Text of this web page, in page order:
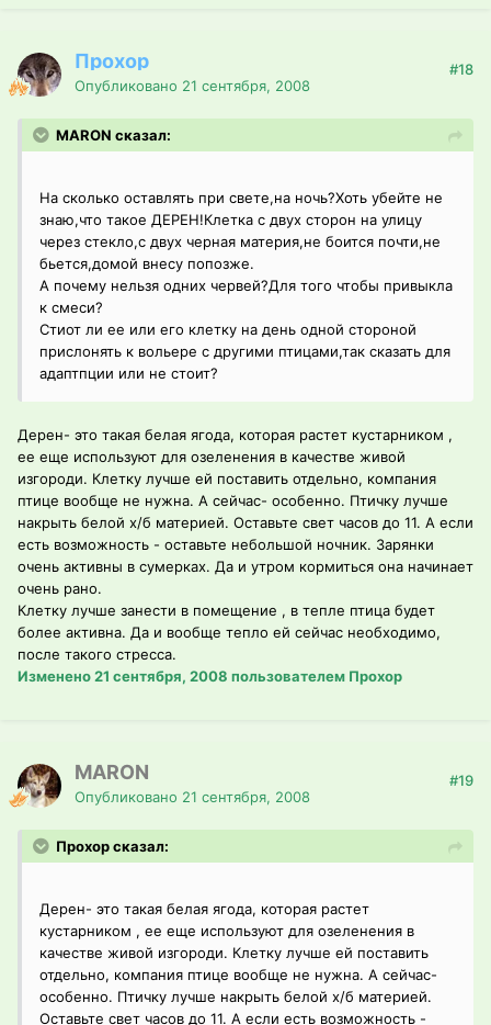
Прохор
Опубликовано 21 сентября, 2008
#18
MARON сказал:
На сколько оставлять при свете,на ночь?Хоть убейте не
знаю,что такое ДЕРЕН!Клетка с двух сторон на улицу
через стекло,с двух черная материя,не боится почти,не
бьется,домой внесу попозже.
А почему нельзя одних червей?Для того чтобы привыкла
к смеси?
Стиот ли ее или его клетку на день одной стороной
прислонять к вольере с другими птицами,так сказать для
адаптпции или не стоит?
Дерен- это такая белая ягода, которая растет кустарником ,
ее еще используют для озеленения в качестве живой
изгороди. Клетку лучше ей поставить отдельно, компания
птице вообще не нужна. А сейчас- особенно. Птичку лучше
накрыть белой х/б материей. Оставьте свет часов до 11. А если
есть возможность - оставьте небольшой ночник. Зарянки
очень активны в сумерках. Да и утром кормиться она начинает
очень рано.
Клетку лучше занести в помещение , в тепле птица будет
более активна. Да и вообще тепло ей сейчас необходимо,
после такого стресса.
Изменено21 сентября, 2008 пользователем Прохор
MARON
Опубликовано 21 сентября, 2008
#19
Прохор сказал:
Дерен- это такая белая ягода, которая растет
кустарником , ее еще используют для озеленения в
качестве живой изгороди. Клетку лучше ей поставить
отдельно, компания птице вообще не нужна. А сейчас-
особенно. Птичку лучше накрыть белой х/б материей.
Оставьте свет часов до 11. А если есть возможность -